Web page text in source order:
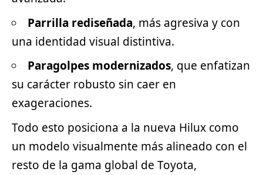
Parrilla rediseñada, más agresiva y con
una identidad visual distintiva.
Paragolpes modernizados, que enfatizan
su carácter robusto sin caer en
exageraciones.
Todo esto posiciona a la nueva Hilux como
un modelo visualmente más alineado con el
resto de la gama global de Toyota,